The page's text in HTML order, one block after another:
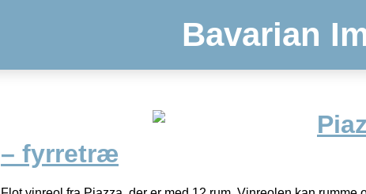
Bavarian
– fyrretræ